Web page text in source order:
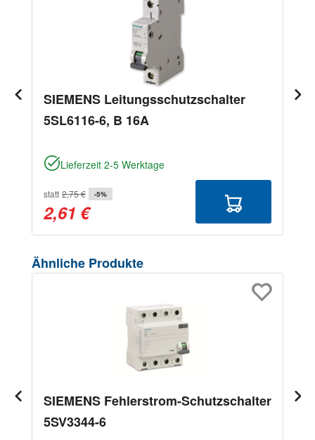
SIEMENS Leitungsschutzschalter
5SL6116-6, B 16A
Lieferzeit 2-5 Werktage
statt 2,75 € -5%
2,61 €
Produktgalerie überspringen
Ähnliche Produkte
SIEMENS Fehlerstrom-Schutzschalter
5SV3344-6